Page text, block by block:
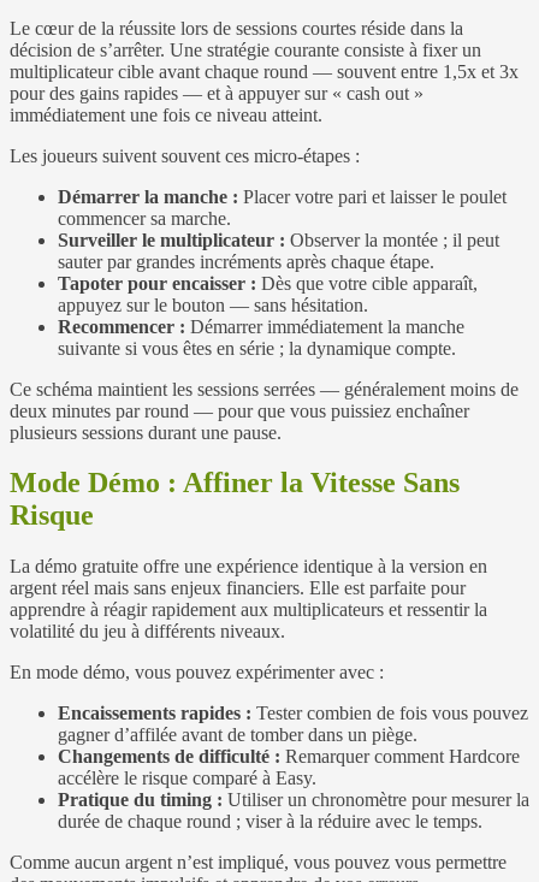
Le cœur de la réussite lors de sessions courtes réside dans la
décision de s’arrêter. Une stratégie courante consiste à fixer un
multiplicateur cible avant chaque round — souvent entre 1,5x et 3x
pour des gains rapides — et à appuyer sur « cash out »
immédiatement une fois ce niveau atteint.
Les joueurs suivent souvent ces micro‑étapes :
Démarrer la manche : Placer votre pari et laisser le poulet
commencer sa marche.
Surveiller le multiplicateur : Observer la montée ; il peut
sauter par grandes incréments après chaque étape.
Tapoter pour encaisser : Dès que votre cible apparaît,
appuyez sur le bouton — sans hésitation.
Recommencer : Démarrer immédiatement la manche
suivante si vous êtes en série ; la dynamique compte.
Ce schéma maintient les sessions serrées — généralement moins de
deux minutes par round — pour que vous puissiez enchaîner
plusieurs sessions durant une pause.
Mode Démo : Affiner la Vitesse Sans
Risque
La démo gratuite offre une expérience identique à la version en
argent réel mais sans enjeux financiers. Elle est parfaite pour
apprendre à réagir rapidement aux multiplicateurs et ressentir la
volatilité du jeu à différents niveaux.
En mode démo, vous pouvez expérimenter avec :
Encaissements rapides : Tester combien de fois vous pouvez
gagner d’affilée avant de tomber dans un piège.
Changements de difficulté : Remarquer comment Hardcore
accélère le risque comparé à Easy.
Pratique du timing : Utiliser un chronomètre pour mesurer la
durée de chaque round ; viser à la réduire avec le temps.
Comme aucun argent n’est impliqué, vous pouvez vous permettre